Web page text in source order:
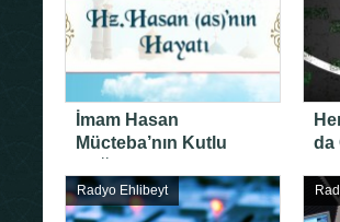
İmam Hasan
Mücteba’nın Kutlu
da
Radyo Ehlibeyt